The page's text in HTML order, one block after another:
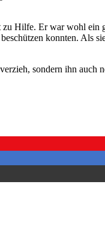
zu Hilfe. Er war wohl
konnten. Als
sondern ihn auch